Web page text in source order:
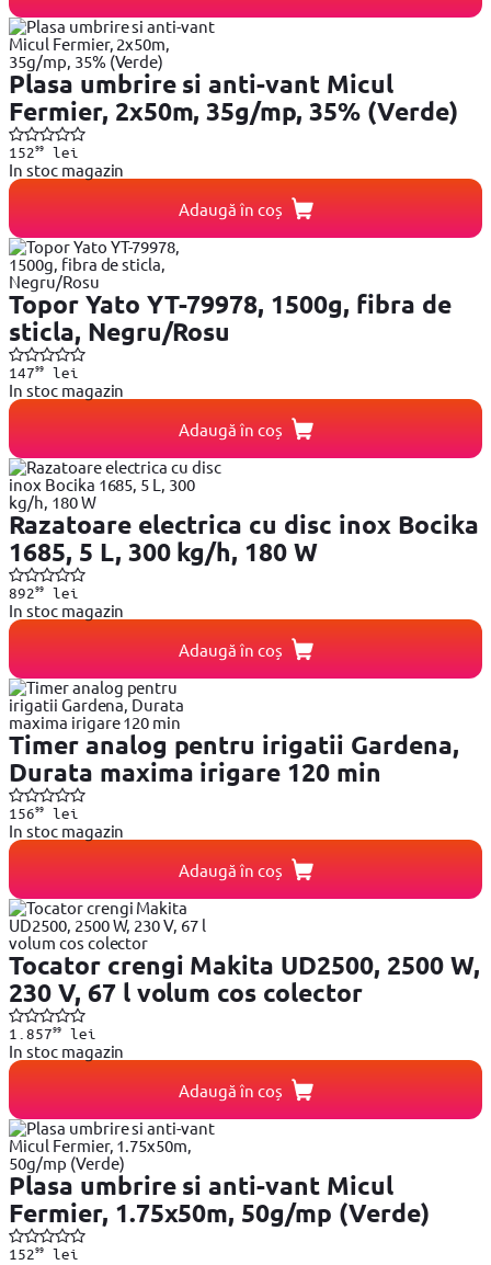
Plasa umbrire si anti-vant Micul
Fermier, 2x50m, 35g/mp, 35% (Verde)
15299lei
In stoc magazin
Adaugă în coș
Topor Yato YT-79978, 1500g, fibra de
sticla, Negru/Rosu
14799lei
In stoc magazin
Adaugă în coș
Razatoare electrica cu disc inox Bocika
1685, 5 L, 300 kg/h, 180 W
89299lei
In stoc magazin
Adaugă în coș
Timer analog pentru irigatii Gardena,
Durata maxima irigare 120 min
15699lei
In stoc magazin
Adaugă în coș
Tocator crengi Makita UD2500, 2500 W,
230 V, 67 l volum cos colector
1.85799lei
In stoc magazin
Adaugă în coș
Plasa umbrire si anti-vant Micul
Fermier, 1.75x50m, 50g/mp (Verde)
15299lei